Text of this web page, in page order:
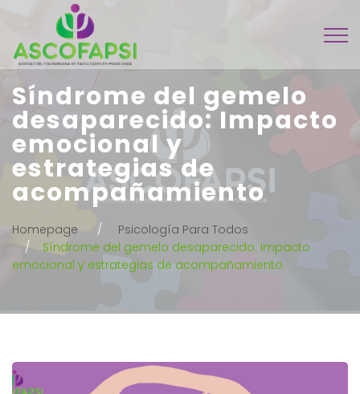
Síndrome del gemelo
desaparecido: Impacto
emocional y
estrategias de
acompañamiento
Homepage
Psicología Para Todos
Síndrome del gemelo desaparecido: Impacto
emocional y estrategias de acompañamiento